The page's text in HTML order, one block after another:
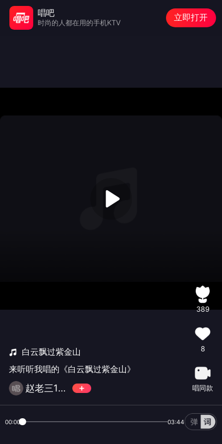
白云飘过紫金山
来听听我唱的《白云飘过紫金山》
赵老三12138
389
8
唱同款
00:00 03:44
唱吧
时尚的人都在用的手机KTV
立即打开